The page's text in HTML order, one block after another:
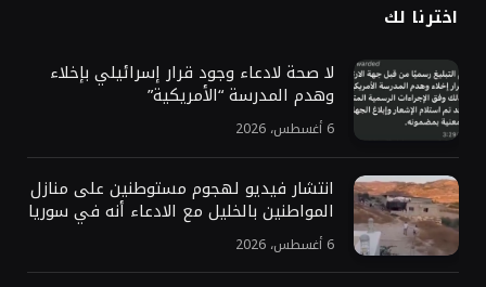
اخترنا لك
لا صحة لادعاء وجود قرار إسرائيلي بإخلاء
وهدم المدرسة “الأمريكية”
6 أغسطس، 2026
انتشار فيديو لهجوم مستوطنين على منازل
المواطنين بالخليل مع الادعاء أنه في سوريا
6 أغسطس، 2026